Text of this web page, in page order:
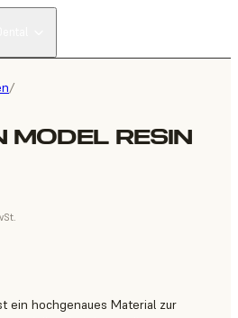
/
MODEL RESIN
ein hochgenaues Material zur